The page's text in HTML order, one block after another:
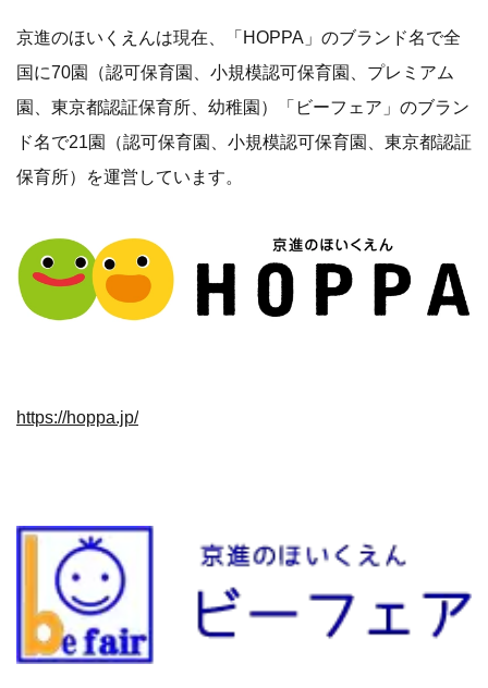
京進のほいくえんは現在、「HOPPA」のブランド名で全
国に70園（認可保育園、小規模認可保育園、プレミアム
園、東京都認証保育所、幼稚園）「ビーフェア」のブラン
ド名で21園（認可保育園、小規模認可保育園、東京都認証
保育所）を運営しています。
https://hoppa.jp/